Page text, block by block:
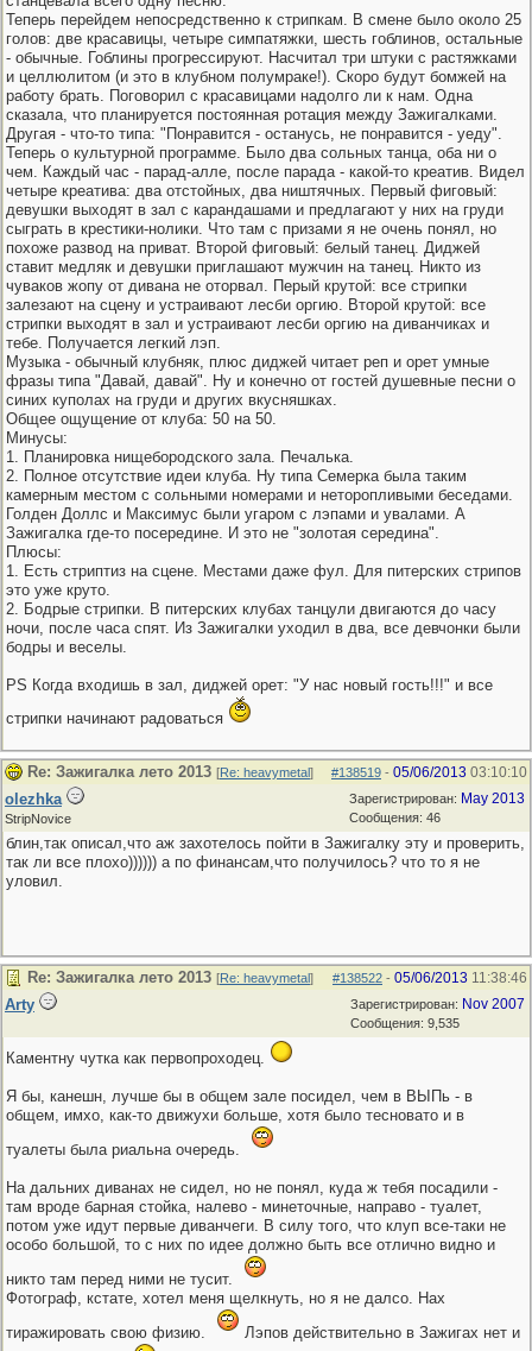
Теперь перейдем непосредственно к стрипкам. В смене было около 25
голов: две красавицы, четыре симпатяжки, шесть гоблинов, остальные
- обычные. Гоблины прогрессируют. Насчитал три штуки с растяжками
и целлюлитом (и это в клубном полумраке!). Скоро будут бомжей на
работу брать. Поговорил с красавицами надолго ли к нам. Одна
сказала, что планируется постоянная ротация между Зажигалками.
Другая - что-то типа: "Понравится - останусь, не понравится - уеду".
Теперь о культурной программе. Было два сольных танца, оба ни о
чем. Каждый час - парад-алле, после парада - какой-то креатив. Видел
четыре креатива: два отстойных, два ништячных. Первый фиговый:
девушки выходят в зал с карандашами и предлагают у них на груди
сыграть в крестики-нолики. Что там с призами я не очень понял, но
похоже развод на приват. Второй фиговый: белый танец. Диджей
ставит медляк и девушки приглашают мужчин на танец. Никто из
чуваков жопу от дивана не оторвал. Перый крутой: все стрипки
залезают на сцену и устраивают лесби оргию. Второй крутой: все
стрипки выходят в зал и устраивают лесби оргию на диванчиках и
тебе. Получается легкий лэп.
Музыка - обычный клубняк, плюс диджей читает реп и орет умные
фразы типа "Давай, давай". Ну и конечно от гостей душевные песни о
синих куполах на груди и других вкусняшках.
Общее ощущение от клуба: 50 на 50.
Минусы:
1. Планировка нищебородского зала. Печалька.
2. Полное отсутствие идеи клуба. Ну типа Семерка была таким
камерным местом с сольными номерами и неторопливыми беседами.
Голден Доллс и Максимус были угаром с лэпами и увалами. А
Зажигалка где-то посередине. И это не "золотая середина".
Плюсы:
1. Есть стриптиз на сцене. Местами даже фул. Для питерских стрипов
это уже круто.
2. Бодрые стрипки. В питерских клубах танцули двигаются до часу
ночи, после часа спят. Из Зажигалки уходил в два, все девчонки были
бодры и веселы.
PS Когда входишь в зал, диджей орет: "У нас новый гость!!!" и все
стрипки начинают радоваться
#138519 - 05/06/2013 03:10:10
Re: Зажигалка лето 2013 [Re: heavymetal]
Зарегистрирован: May 2013
Сообщения: 46
olezhka
StripNovice
блин,так описал,что аж захотелось пойти в Зажигалку эту и проверить,
так ли все плохо)))))) а по финансам,что получилось? что то я не
уловил.
#138522 - 05/06/2013 11:38:46
Re: Зажигалка лето 2013 [Re: heavymetal]
Зарегистрирован: Nov 2007
Сообщения: 9,535
Arty
Каментну чутка как первопроходец.
Я бы, канешн, лучше бы в общем зале посидел, чем в ВЫПь - в
общем, имхо, как-то движухи больше, хотя было тесновато и в
туалеты была риальна очередь.
На дальних диванах не сидел, но не понял, куда ж тебя посадили -
там вроде барная стойка, налево - минеточные, направо - туалет,
потом уже идут первые диванчеги. В силу того, что клуп все-таки не
особо большой, то с них по идее должно быть все отлично видно и
никто там перед ними не тусит.
Фотограф, кстате, хотел меня щелкнуть, но я не далсо. Нах
тиражировать свою физию.
Лэпов действительно в Зажигах нет и